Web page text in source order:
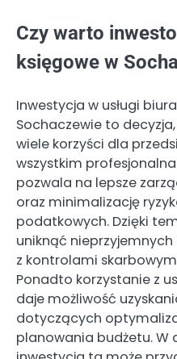
Czy warto
księgowe w
Inwestycja w usługi
Sochaczewie to
wiele korzyści dla
wszystkim
pozwala na lepsze
oraz minimalizację
podatkowych. Dzięki
uniknąć
z kontrolami
Ponadto korzystanie z
daje możliwość
dotyczących
planowania budżetu. W